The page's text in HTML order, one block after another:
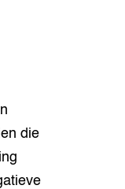
die